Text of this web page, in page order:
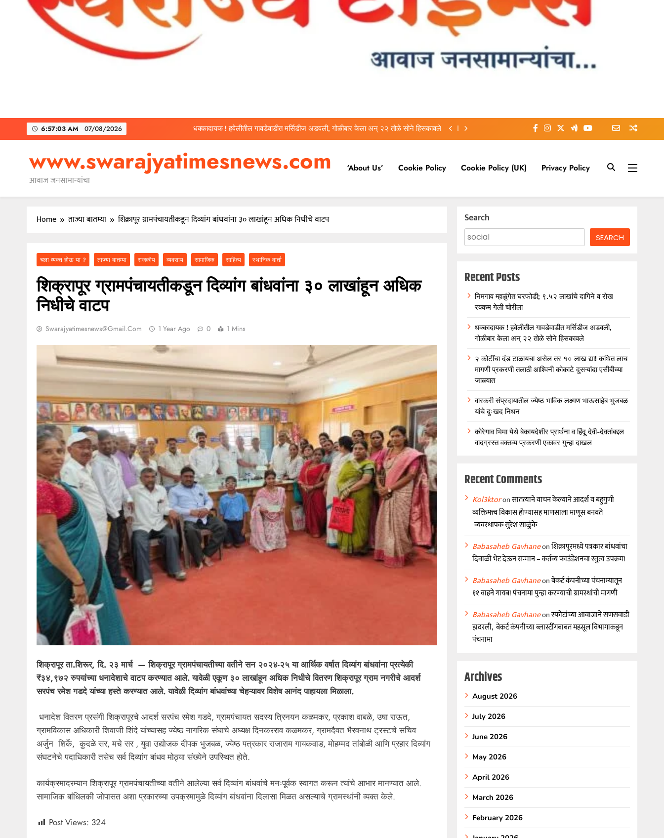
6:57:05 AM 07/08/2026 धक्कादायक ! हवेलीतील गावडेवाडीत मर्सिडीज अडवली, गोळीबार केला अन् २२ तोळे सोने हिसकावले
वारकरी संप्रदायातील ज्येष्ठ भाविक लक्ष्मण भाऊसाहेब भुजबळ यांचे दुःखद निधन
वारकरी संप्रदायातील ज्येष्ठ भाविक लक्ष्मण भाऊसाहेब भुजबळ यांचे दुःखद निधन
www.swarajyatimesnews.com
आवाज जनसामान्यांचा
‘About Us’ Cookie Policy Cookie Policy (UK) Privacy Policy
Home ताज्या बातम्या शिक्रापूर ग्रामपंचायतीकडून दिव्यांग बांधवांना ३० लाखांहून अधिक निधीचे वाटप
चला व्यक्त होऊ या ? ताज्या बातम्या राजकीय व्यवसाय सामाजिक साहित्य स्थानिक वार्ता
शिक्रापूर ग्रामपंचायतीकडून दिव्यांग बांधवांना ३० लाखांहून अधिक
निधीचे वाटप
Swarajyatimesnews@gmail.com 1 Year Ago 0 1 Mins
शिक्रापूर ता.शिरूर, दि. २३ मार्च — शिक्रापूर ग्रामपंचायतीच्या वतीने सन २०२४-२५ या आर्थिक वर्षात दिव्यांग बांधवांना प्रत्येकी
₹३४,९७२ रुपयांच्या धनादेशाचे वाटप करण्यात आले. यावेळी एकूण ३० लाखांहून अधिक निधीचे वितरण शिक्रापूर ग्राम नगरीचे आदर्श
सरपंच रमेश गडदे यांच्या हस्ते करण्यात आले. यावेळी दिव्यांग बांधवांच्या चेहऱ्यावर विशेष आनंद पाहायला मिळाला.
धनादेश वितरण प्रसंगी शिक्रापूरचे आदर्श सरपंच रमेश गडदे, ग्रामपंचायत सदस्य त्रिनयन कळमकर, प्रकाश वाबळे, उषा राऊत,
ग्रामविकास अधिकारी शिवाजी शिंदे यांच्यासह ज्येष्ठ नागरिक संघाचे अध्यक्ष दिनकरराव कळमकर, ग्रामदैवत भैरवनाथ ट्रस्टचे सचिव
अर्जुन शिर्के, कुदळे सर, मचे सर , युवा उद्योजक दीपक भुजबळ, ज्येष्ठ पत्रकार राजाराम गायकवाड, मोहम्मद तांबोळी आणि प्रहार दिव्यांग
संघटनेचे पदाधिकारी तसेच सर्व दिव्यांग बांधव मोठ्या संख्येने उपस्थित होते.
कार्यक्रमादरम्यान शिक्रापूर ग्रामपंचायतीच्या वतीने आलेल्या सर्व दिव्यांग बांधवांचे मनःपूर्वक स्वागत करून त्यांचे आभार मानण्यात आले.
सामाजिक बांधिलकी जोपासत अशा प्रकारच्या उपक्रमामुळे दिव्यांग बांधवांना दिलासा मिळत असल्याचे ग्रामस्थांनी व्यक्त केले.
Post Views: 324
Search
SEARCH
Recent Posts
निमगाव म्हाळुंगेत घरफोडी; ९.५२ लाखांचे दागिने व रोख
रक्कम गेली चोरीला
धक्कादायक ! हवेलीतील गावडेवाडीत मर्सिडीज अडवली,
गोळीबार केला अन् २२ तोळे सोने हिसकावले
२ कोटींचा दंड टाळायचा असेल तर १० लाख द्या! कथित लाच
मागणी प्रकरणी तलाठी आश्विनी कोकाटे दुसऱ्यांदा एसीबीच्या
जाळ्यात
वारकरी संप्रदायातील ज्येष्ठ भाविक लक्ष्मण भाऊसाहेब भुजबळ
यांचे दुःखद निधन
कोरेगाव भिमा येथे बेकायदेशीर प्रार्थना व हिंदू देवी-देवतांबद्दल
वादग्रस्त वक्तव्य प्रकरणी एकावर गुन्हा दाखल
Recent Comments
Kol3ktoronसातत्याने वाचन केल्याने आदर्श व बहुगुणी
व्यक्तिमत्त्व विकास होण्यासह माणसाला माणूस बनवते
-व्यवस्थापक सुरेश साळुंके
Babasaheb Gavhaneonशिक्रापूरमध्ये पत्रकार बांधवांचा
दिवाळी भेट देऊन सन्मान – कर्तव्य फाउंडेशनचा स्तुत्य उपक्रम!
Babasaheb Gavhaneonबेकर्ट कंपनीच्या पंचनाम्यातून
११ वाहने गायब! पंचनामा पुन्हा करण्याची ग्रामस्थांची मागणी
Babasaheb Gavhaneonस्फोटांच्या आवाजाने सणसवाडी
हादरली, बेकर्ट कंपनीच्या ब्लास्टींगबाबत महसूल विभागाकडून
पंचनामा
Archives
August 2026
July 2026
June 2026
May 2026
April 2026
March 2026
February 2026